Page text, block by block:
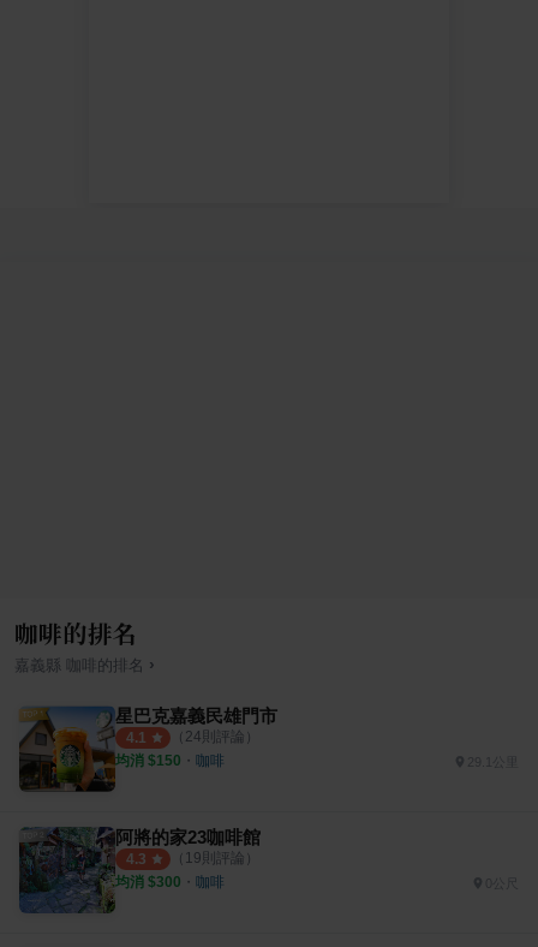
咖啡的排名
嘉義縣 咖啡 的排名 ›
星巴克嘉義民雄門市
4.1 （ 24則評論）
均消 $150 ・ 咖啡
阿將的家23咖啡館
4.3 （ 19則評論）
均消 $300 ・ 咖啡